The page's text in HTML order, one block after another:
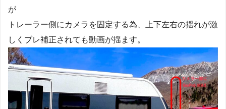
が
トレーラー側にカメラを固定する為、上下左右の揺れが激
しくブレ補正されても動画が揺ます。